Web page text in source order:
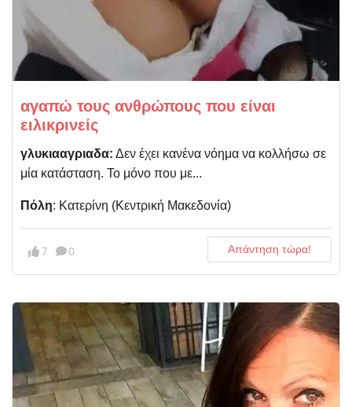
αγαπώ τους ανθρώπους που είναι
ειλικρινείς
γλυκιααγριαδα: Δεν έχει κανένα νόημα να κολλήσω σε
μία κατάσταση. Το μόνο που με...
Πόλη: Κατερίνη (Kεντρική Μακεδονία)
7 0 Απάντηση τώρα!